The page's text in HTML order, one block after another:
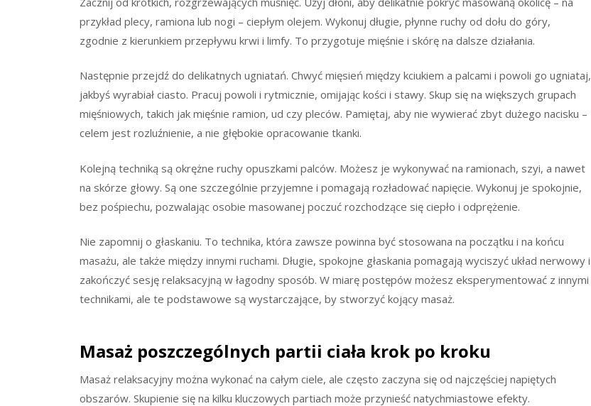
przykład plecy, ramiona lub nogi – ciepłym olejem. Wykonuj długie, płynne ruchy od dołu do góry,
zgodnie z kierunkiem przepływu krwi i limfy. To przygotuje mięśnie i skórę na dalsze działania.
Następnie przejdź do delikatnych ugniatań. Chwyć mięsień między kciukiem a palcami i powoli go ugniataj,
jakbyś wyrabiał ciasto. Pracuj powoli i rytmicznie, omijając kości i stawy. Skup się na większych grupach
mięśniowych, takich jak mięśnie ramion, ud czy pleców. Pamiętaj, aby nie wywierać zbyt dużego nacisku –
celem jest rozluźnienie, a nie głębokie opracowanie tkanki.
Kolejną techniką są okrężne ruchy opuszkami palców. Możesz je wykonywać na ramionach, szyi, a nawet
na skórze głowy. Są one szczególnie przyjemne i pomagają rozładować napięcie. Wykonuj je spokojnie,
bez pośpiechu, pozwalając osobie masowanej poczuć rozchodzące się ciepło i odprężenie.
Nie zapomnij o głaskaniu. To technika, która zawsze powinna być stosowana na początku i na końcu
masażu, ale także między innymi ruchami. Długie, spokojne głaskania pomagają wyciszyć układ nerwowy i
zakończyć sesję relaksacyjną w łagodny sposób. W miarę postępów możesz eksperymentować z innymi
technikami, ale te podstawowe są wystarczające, by stworzyć kojący masaż.
Masaż poszczególnych partii ciała krok po kroku
Masaż relaksacyjny można wykonać na całym ciele, ale często zaczyna się od najczęściej napiętych
obszarów. Skupienie się na kilku kluczowych partiach może przynieść natychmiastowe efekty.